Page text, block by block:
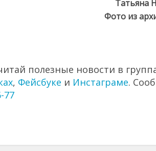
Татьяна
Фото из
полезные новости в
, Фейсбуке и Инстаграме.
77